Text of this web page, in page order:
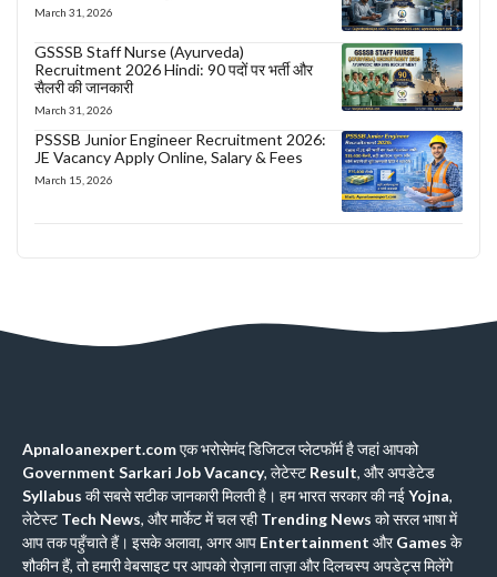
March 31, 2026
GSSSB Staff Nurse (Ayurveda)
Recruitment 2026 Hindi: 90 पदों पर भर्ती और
सैलरी की जानकारी
March 31, 2026
PSSSB Junior Engineer Recruitment 2026:
JE Vacancy Apply Online, Salary & Fees
March 15, 2026
Apnaloanexpert.comएक भरोसेमंद डिजिटल प्लेटफॉर्म है जहां आपको
Government Sarkari Job Vacancy, लेटेस्ट Result, और अपडेटेड
Syllabus की सबसे सटीक जानकारी मिलती है। हम भारत सरकार की नईYojna,
लेटेस्ट Tech News, और मार्केट में चल रहीTrending News को सरल भाषा में
आप तक पहुँचाते हैं। इसके अलावा, अगर आप Entertainment औरGames के
शौकीन हैं, तो हमारी वेबसाइट पर आपको रोज़ाना ताज़ा और दिलचस्प अपडेट्स मिलेंगे